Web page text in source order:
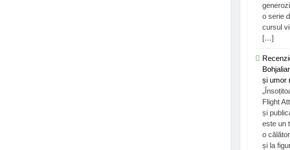
o serie
cursul
[…]
și umor
Flight
și
este un
o
și la